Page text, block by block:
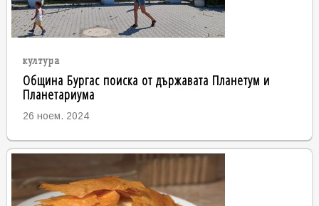
култура
Община Бургас поиска от държавата Планетум и
Планетариума
26 ноем. 2024